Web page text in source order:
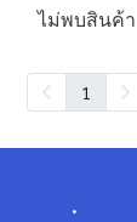
ไม่พบสินค้า
1
.